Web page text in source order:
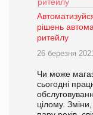
рішень
ритейлу
26 березня
Чи може
сьогодні
цілому.